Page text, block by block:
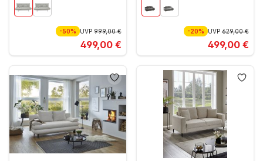
-50% UVP 999,00 €
499,00 €
-20% UVP629,00 €
499,00 €